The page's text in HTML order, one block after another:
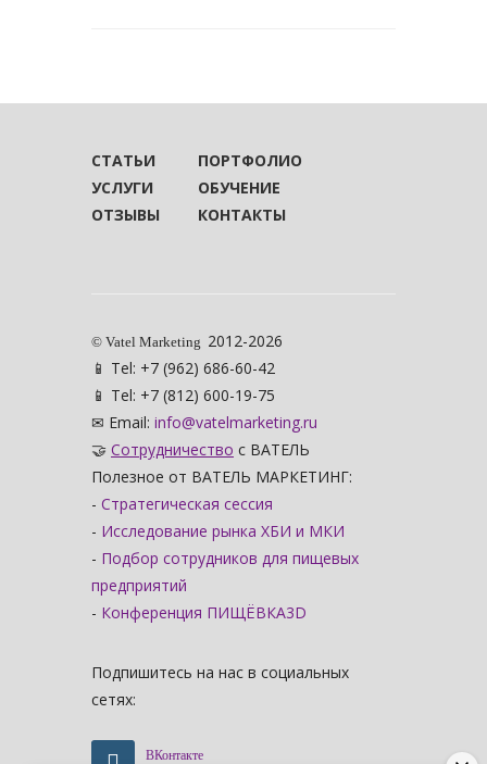
СТАТЬИ
ПОРТФОЛИО
УСЛУГИ
ОБУЧЕНИЕ
ОТЗЫВЫ
КОНТАКТЫ
© Vatel Marketing 2012-2026
📱 Tel: +7 (962) 686-60-42
📱 Tel: +7 (812) 600-19-75
✉ Email: info@vatelmarketing.ru
🤝 Сотрудничество с ВАТЕЛЬ
Полезное от ВАТЕЛЬ МАРКЕТИНГ:
- Стратегическая сессия
- Исследование рынка ХБИ и МКИ
- Подбор сотрудников для пищевых
предприятий
- Конференция ПИЩЁВКА3D
Подпишитесь на нас в социальных
сетях:
ВКонтакте